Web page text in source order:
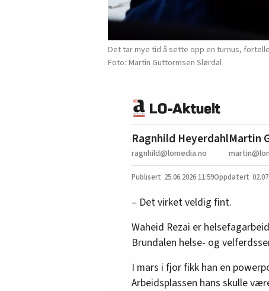
Det tar mye tid å sette opp en turnus,
Martin Guttormsen Slørdal
Ragnhild Heyerdahl
ragnhild@lomedia.no
Martin
25.06.2026 11:59
– Det virket veldig fint.
Waheid Rezai er
Brundalen helse- og
I mars i fjor fikk han en
Arbeidsplassen hans skulle